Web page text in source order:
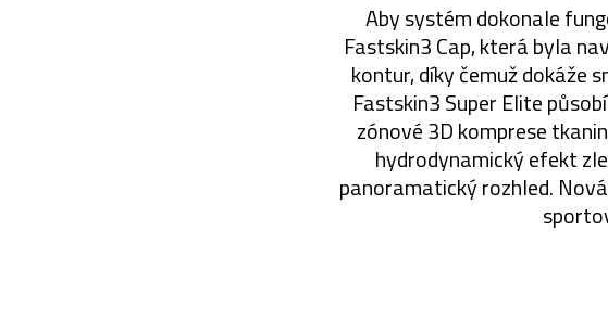
Aby systém dokonale
Fastskin3 Cap, která byla
kontur, díky čemuž dokáže
Fastskin3 Super Elite
zónové 3D komprese
hydrodynamický efekt
panoramatický rozhled.